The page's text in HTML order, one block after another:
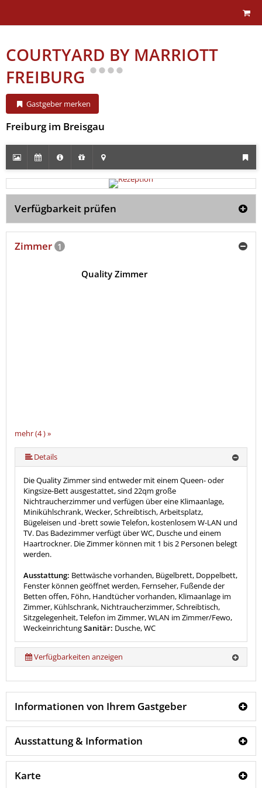
COURTYARD BY MARRIOTT
FREIBURG
Gastgeber merken
Freiburg im Breisgau
Verfügbarkeit prüfen
Zimmer 1
mehr (4 ) »
Quality Zimmer
Details
Die Quality Zimmer sind entweder mit einem Queen- oder
Kingsize-Bett ausgestattet, sind 22qm große
Nichtraucherzimmer und verfügen über eine Klimaanlage,
Minikühlschrank, Wecker, Schreibtisch, Arbeitsplatz,
Bügeleisen und -brett sowie Telefon, kostenlosem W-LAN und
TV. Das Badezimmer verfügt über WC, Dusche und einem
Haartrockner. Die Zimmer können mit 1 bis 2 Personen belegt
werden.
Ausstattung: Bettwäsche vorhanden, Bügelbrett, Doppelbett,
Fenster können geöffnet werden, Fernseher, Fußende der
Betten offen, Föhn, Handtücher vorhanden, Klimaanlage im
Zimmer, Kühlschrank, Nichtraucherzimmer, Schreibtisch,
Sitzgelegenheit, Telefon im Zimmer, WLAN im Zimmer/Fewo,
WeckeinrichtungSanitär: Dusche, WC
Verfügbarkeiten anzeigen
Informationen von Ihrem Gastgeber
Ausstattung & Information
Karte